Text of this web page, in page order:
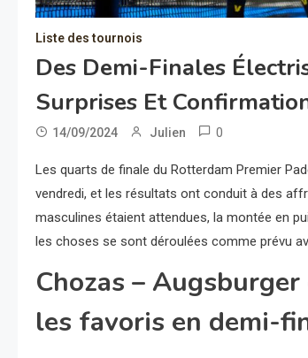
Liste des tournois
Des Demi-Finales
Surprises Et
14/09/2024 Julien 0
Les quarts de finale du Rotterdam Premier
vendredi, et les résultats ont conduit à des
masculines étaient attendues, la montée en
les choses se sont déroulées comme prévu
Chozas –
les favoris en demi-